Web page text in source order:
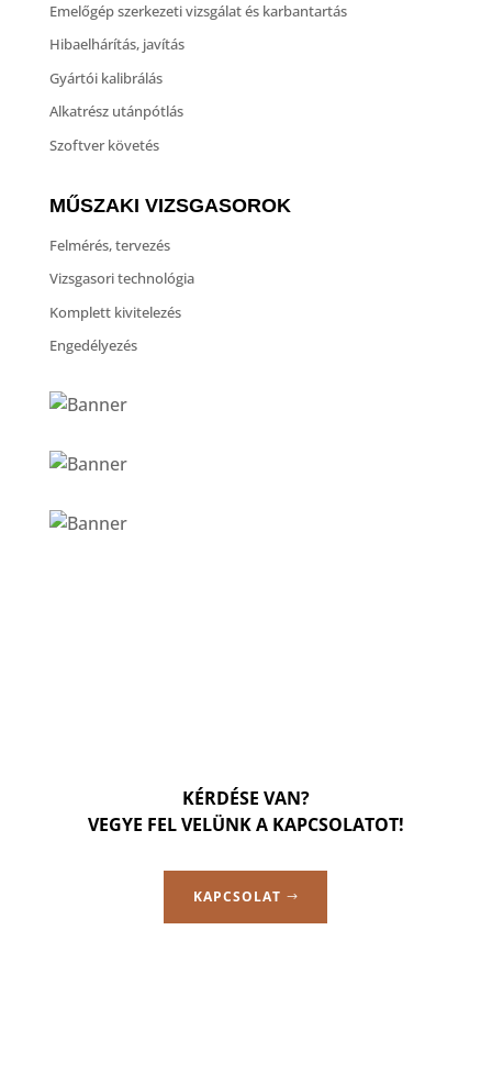
Emelőgép szerkezeti vizsgálat és karbantartás
Hibaelhárítás, javítás
Gyártói kalibrálás
Alkatrész utánpótlás
Szoftver követés
MŰSZAKI VIZSGASOROK
Felmérés, tervezés
Vizsgasori technológia
Komplett kivitelezés
Engedélyezés
KÉRDÉSE VAN?
VEGYE FEL VELÜNK A KAPCSOLATOT!
KAPCSOLAT